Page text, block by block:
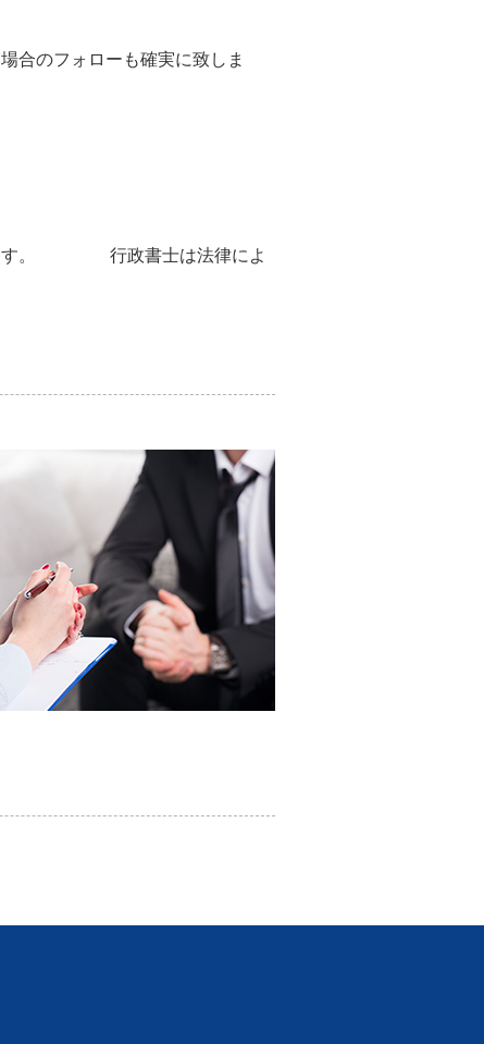
合のフォローも確実に致しま
ます。 行政書士は法律によ